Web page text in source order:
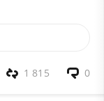
0
1 815